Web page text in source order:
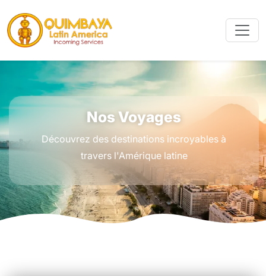
Nos Voyages
Découvrez des destinations incroyables à
travers l'Amérique latine